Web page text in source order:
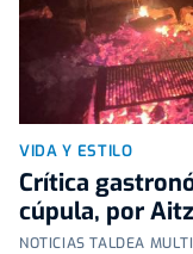
VIDA Y ESTILO
Crítica
cúpula, por
NOTICIAS TALDEA